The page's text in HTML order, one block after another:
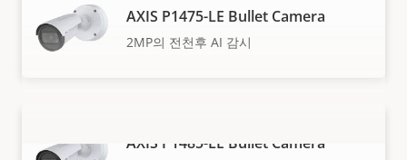
더 보기
AXIS P1475-LE Bullet Camera
2MP의 전천후 AI 감시
AXIS P1485-LE Bullet Camera